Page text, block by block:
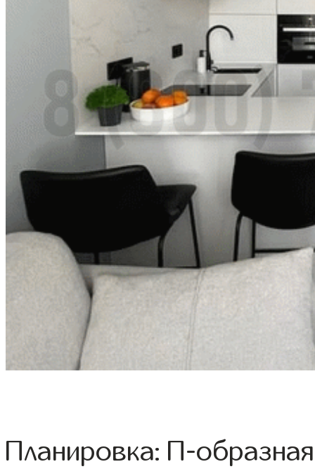
Планировка: П-образная